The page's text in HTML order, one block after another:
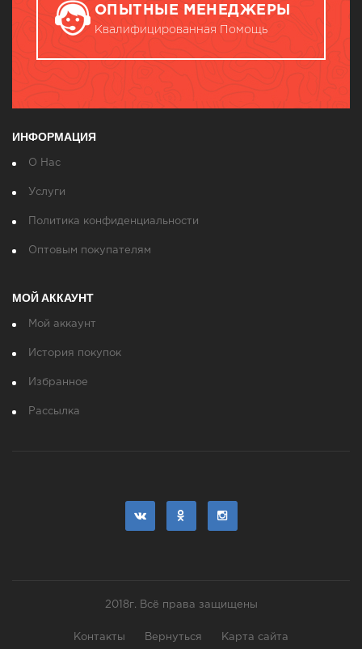
ОПЫТНЫЕ МЕНЕДЖЕРЫ
Квалифицированная Помощь
ИНФОРМАЦИЯ
О Нас
Услуги
Политика конфиденциальности
Оптовым покупателям
МОЙ АККАУНТ
Мой аккаунт
История покупок
Избранное
Рассылка
2018г. Всё права защищены
Контакты Вернуться Карта сайта